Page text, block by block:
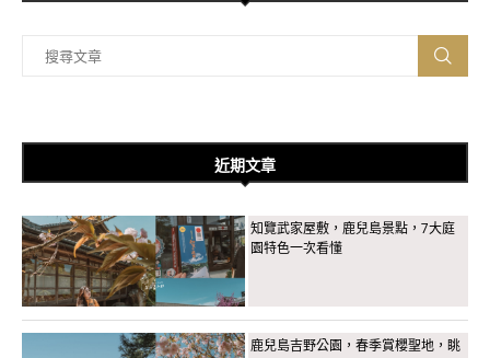
近期文章
知覽武家屋敷，鹿兒島景點，7大庭
園特色一次看懂
鹿兒島吉野公園，春季賞櫻聖地，眺